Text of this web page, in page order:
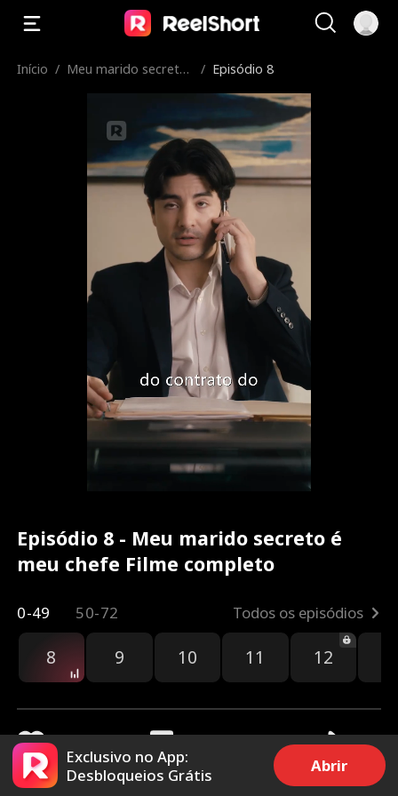
Início / Meu marido secreto
/ Episódio 8
Episódio 8 - Meu marido secreto é
meu chefe Filme completo
0-49 50-72 Todos os episódios
8 9 10 11 12
5.3k 172.8k Compartilhar
Exclusivo no App:
Desbloqueios Grátis
Abrir